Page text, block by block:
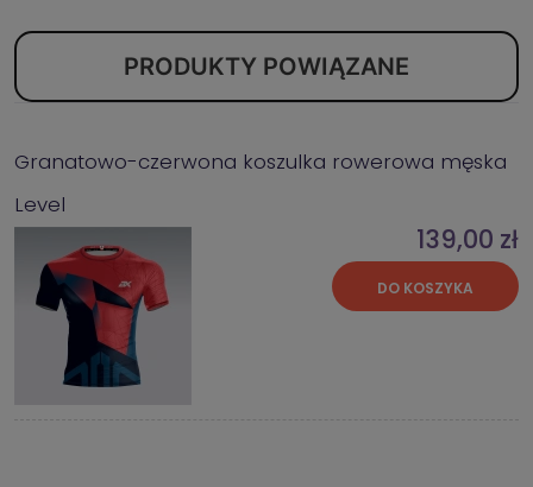
PRODUKTY POWIĄZANE
Granatowo-czerwona koszulka rowerowa męska
Level
139,00 zł
DO KOSZYKA